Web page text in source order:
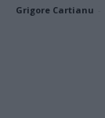
Grigore Cartianu